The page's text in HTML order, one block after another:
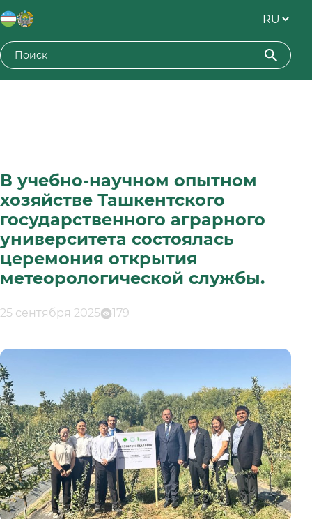
В учебно-научном опытном
хозяйстве Ташкентского
государственного аграрного
университета состоялась
церемония открытия
метеорологической службы.
25 сентября 2025 179